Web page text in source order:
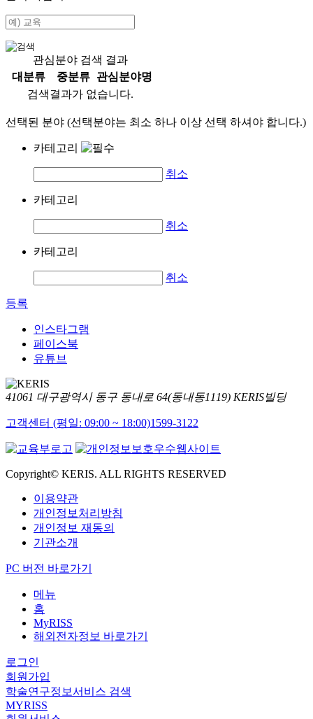
관심분야 검색 결과
대분류
중분류
관심분야명
검색결과가 없습니다.
선택된 분야 (선택분야는 최소 하나 이상 선택 하셔야 합니다.)
카테고리
취소
카테고리
취소
카테고리
취소
등록
인스타그램
페이스북
유튜브
41061 대구광역시 동구 동내로 64(동내동1119) KERIS빌딩
고객센터 (평일: 09:00 ~ 18:00)1599-3122
Copyright© KERIS. ALL RIGHTS RESERVED
이용약관
개인정보처리방침
개인정보 재동의
기관소개
PC 버전 바로가기
메뉴
홈
MyRISS
해외전자정보 바로가기
로그인
회원가입
학술연구정보서비스 검색
MYRISS